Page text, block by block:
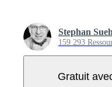
Stephan
159 293
Gratuit